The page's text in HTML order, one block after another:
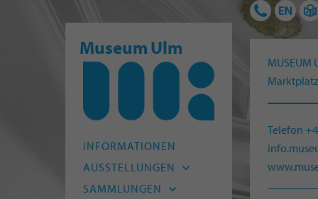
Museum Ulm
INFORMATIONEN
AUSSTELLUNGEN
Aktuell
SAMMLUNGEN
MUSEUM
Telefon